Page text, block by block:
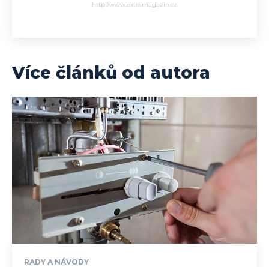
http://www.extramagazin.cz
Více článků od autora
RADY A NÁVODY